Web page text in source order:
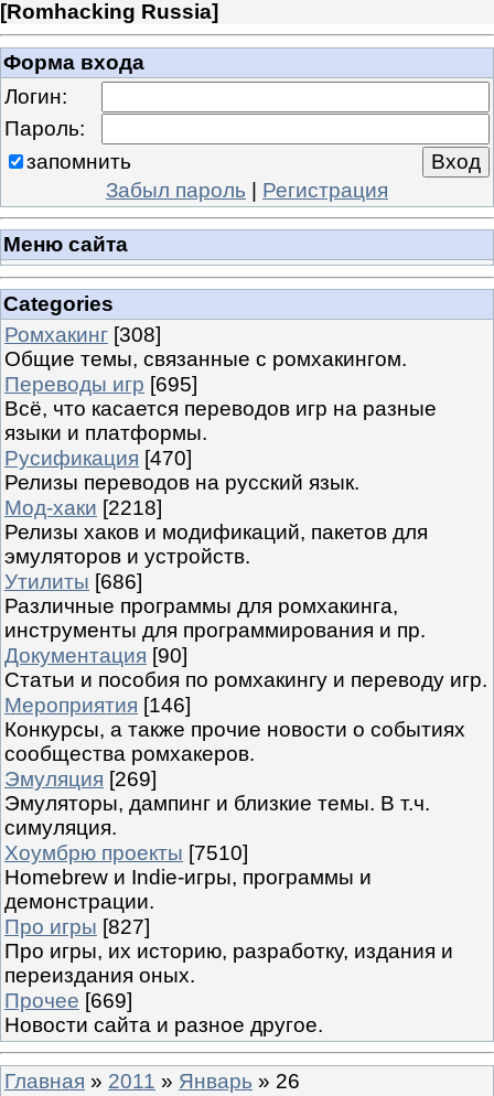
[Romhacking Russia]
Форма входа
Логин:
Пароль:
запомнить
Забыл пароль | Регистрация
Меню сайта
Categories
Ромхакинг [308]
Общие темы, связанные с ромхакингом.
Переводы игр [695]
Всё, что касается переводов игр на разные
языки и платформы.
Русификация [470]
Релизы переводов на русский язык.
Мод-хаки [2218]
Релизы хаков и модификаций, пакетов для
эмуляторов и устройств.
Утилиты [686]
Различные программы для ромхакинга,
инструменты для программирования и пр.
Документация [90]
Статьи и пособия по ромхакингу и переводу игр.
Мероприятия [146]
Конкурсы, а также прочие новости о событиях
сообщества ромхакеров.
Эмуляция [269]
Эмуляторы, дампинг и близкие темы. В т.ч.
симуляция.
Хоумбрю проекты [7510]
Homebrew и Indie-игры, программы и
демонстрации.
Про игры [827]
Про игры, их историю, разработку, издания и
переиздания оных.
Прочее [669]
Новости сайта и разное другое.
Главная » 2011 » Январь » 26